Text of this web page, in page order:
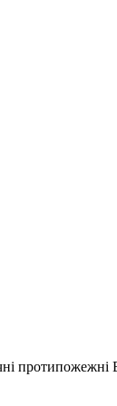
протипожежні